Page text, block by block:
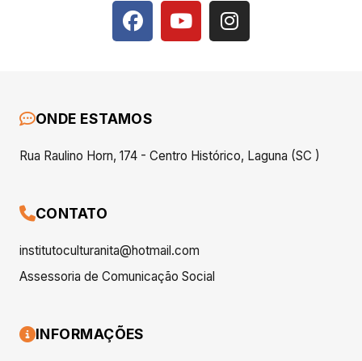
ONDE ESTAMOS
Rua Raulino Horn, 174 - Centro Histórico, Laguna (SC )
CONTATO
institutoculturanita@hotmail.com
Assessoria de Comunicação Social
INFORMAÇÕES